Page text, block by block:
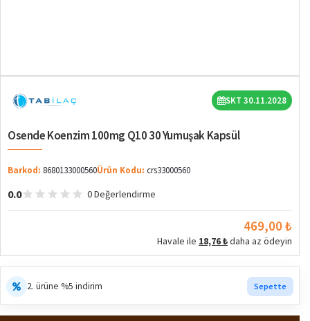
SKT 30.11.2028
Osende Koenzim 100mg Q10 30 Yumuşak Kapsül
Barkod: 8680133000560Ürün Kodu: crs33000560
0.0 0 Değerlendirme
469,00 ₺
Havale ile 18,76 ₺daha az ödeyin
2. ürüne %5 indirim Sepette